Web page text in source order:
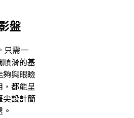
盤
只需一
滑的基
與眼瞼
都能呈
尖設計簡